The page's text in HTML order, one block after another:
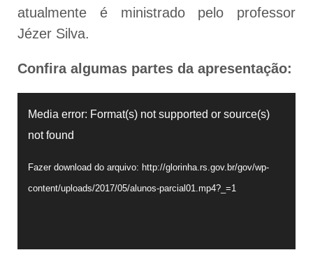
atualmente é ministrado pelo professor
Jézer Silva.
Confira algumas partes da apresentação:
Media error: Format(s) not supported or source(s)
not found
Fazer download do arquivo: http://glorinha.rs.gov.br/gov/wp-
content/uploads/2017/05/alunos-parcial01.mp4?_=1